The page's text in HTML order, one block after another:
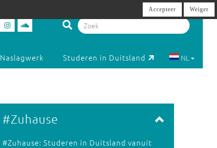
Naslagwerk Studeren in Duitsland NL
#Zuhause
#Zuhause: Studeren in Duitsland vanuit
Accepteer Weiger